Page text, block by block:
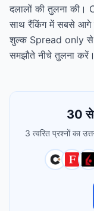
दलालों की तुलना
साथ रैंकिंग में सबसे आगे
शुल्क Spread only से
समझौते नीचे तुलना करें।
30
3 त्वरित प्रश्नों का